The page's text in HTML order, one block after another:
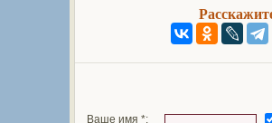
Ваше имя *: